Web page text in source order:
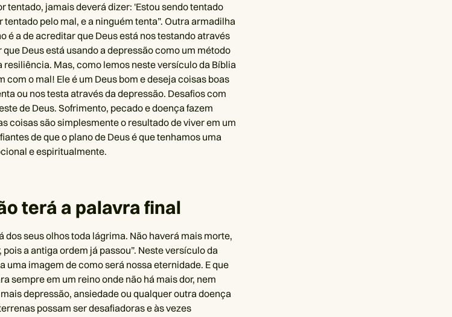
tentado, jamais deverá dizer: 'Estou sendo tentado
tentado pelo mal, e a ninguém tenta”. Outra armadilha
é a de acreditar que Deus está nos testando através
Deus está usando a depressão como um método
resiliência. Mas, como lemos neste versículo da Bíblia
com o mal! Ele é um Deus bom e deseja coisas boas
ou nos testa através da depressão. Desafios com
de Deus. Sofrimento, pecado e doença fazem
coisas são simplesmente o resultado de viver em um
de que o plano de Deus é que tenhamos uma
e espiritualmente.
terá a palavra final
dos seus olhos toda lágrima. Não haverá mais morte,
a antiga ordem já passou”. Neste versículo da
uma imagem de como será nossa eternidade. E que
sempre em um reino onde não há mais dor, nem
depressão, ansiedade ou qualquer outra doença
possam ser desafiadoras e às vezes